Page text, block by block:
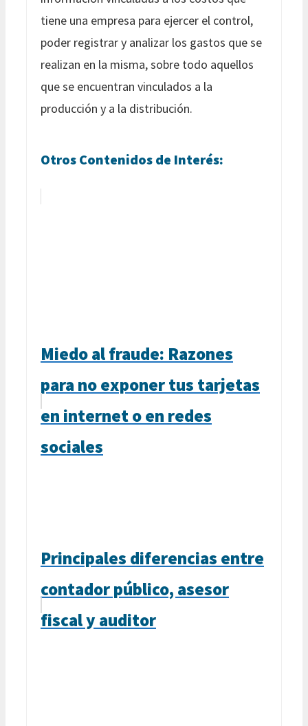
tiene una empresa para ejercer el control,
poder registrar y analizar los gastos que se
realizan en la misma, sobre todo aquellos
que se encuentran vinculados a la
producción y a la distribución.
Otros Contenidos de Interés:
Miedo al fraude: Razones
para no exponer tus tarjetas
en internet o en redes
sociales
Principales diferencias entre
contador público, asesor
fiscal y auditor